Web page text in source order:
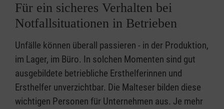
Für ein sicheres Verhalten bei
Notfallsituationen in Betrieben
Unfälle können überall passieren - in der Produktion,
im Lager, im Büro. In solchen Momenten sind gut
ausgebildete betriebliche Ersthelferinnen und
Ersthelfer unverzichtbar. Die Malteser bilden diese
wichtigen Personen für Unternehmen aus. Je mehr